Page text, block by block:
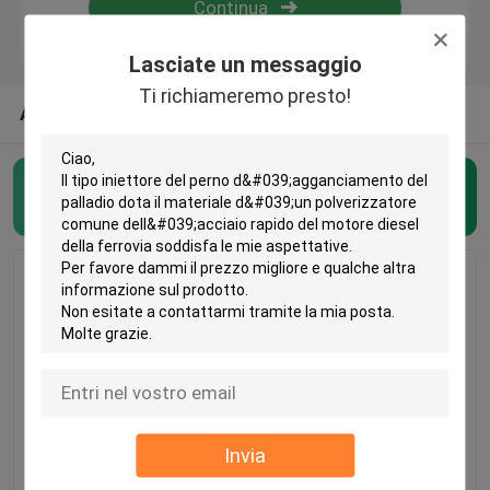
Lasciate un messaggio
Ti richiameremo presto!
Invia
Fatory Tour
Contattaci
Richiedere un preventivo
ugelli comuni dell'iniettore della ferrovia
Ugelli dell'iniettore di Denso
ALTRE CATEGORIE DAGLI STATI UNITI
ugelli comuni dell'iniettore della ferrovia (50)
motore diesel della
DLLA146P1725 dota il
ferrovia comune di
Delfi dota il motore
d'un polverizzatore